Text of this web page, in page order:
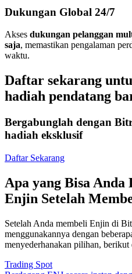
Dukungan Global 24/7
Akses dukungan pelanggan
saja, memastikan pengalaman
waktu.
Daftar sekarang
hadiah pendatang
Bergabunglah dengan
hadiah eksklusif
Daftar Sekarang
Apa yang Bisa Anda
Enjin Setelah
Setelah Anda membeli Enjin di
menggunakannya dengan
menyederhanakan pilihan, berikut
Trading Spot